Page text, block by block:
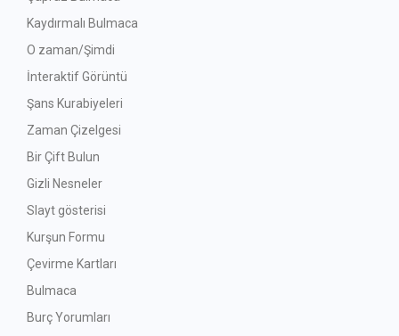
Kaydırmalı Bulmaca
O zaman/Şimdi
İnteraktif Görüntü
Şans Kurabiyeleri
Zaman Çizelgesi
Bir Çift Bulun
Gizli Nesneler
Slayt gösterisi
Kurşun Formu
Çevirme Kartları
Bulmaca
Burç Yorumları